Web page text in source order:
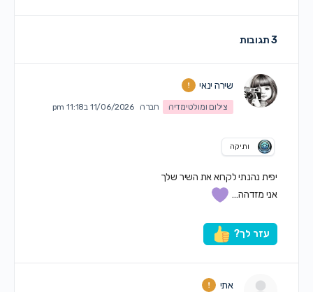
3 תגובות
שירה ינאי
צילום ומולטימדיה חברה 11/06/2026 ב11:18 pm
ותיקה
יפית נהנתי לקרוא את השיר שלך
אני מזדהה…
עזר לך?
אתי